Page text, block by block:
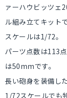
ァーハウビッツェ
ル組み立てキットで
スケールは1/72。
パーツ点数は113
は50mmです。
長い砲身を装備し
1/72スケールでも